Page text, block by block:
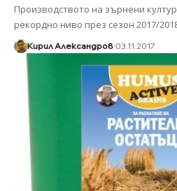
Производството на зърнени
рекордно ниво през сезон 2017/
Кирил Александров 03.11.2017